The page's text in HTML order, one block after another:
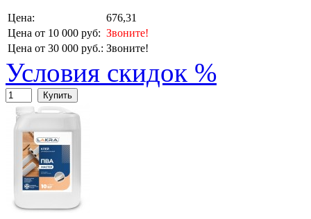
Цена:
676,31
Цена от 10 000 руб: Звоните!
Цена от 30 000 руб.: Звоните!
Условия скидок %
Купить